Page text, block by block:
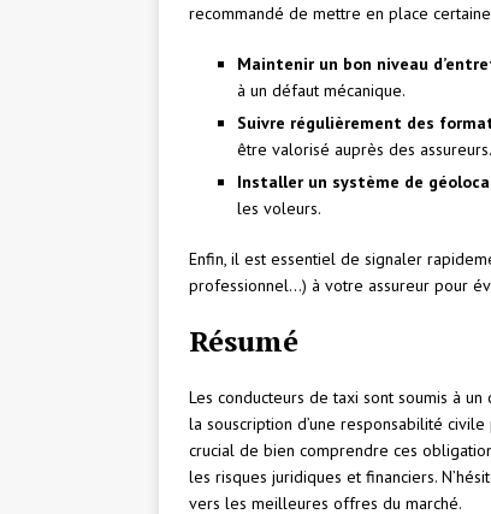
recommandé de mettre en place
Maintenir un bon niveau
à un défaut mécanique.
Suivre régulièrement des
être valorisé auprès des assureurs.
Installer un système de
les voleurs.
Enfin, il est essentiel de signaler
professionnel…) à votre assureur pour
Résumé
Les conducteurs de taxi sont soumis à
la souscription d’une responsabilité
crucial de bien comprendre ces
les risques juridiques et financiers.
vers les meilleures offres du marché.